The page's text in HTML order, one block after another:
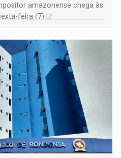
amazonense chega às
feira (7)